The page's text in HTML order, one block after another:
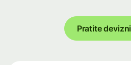
Pratite